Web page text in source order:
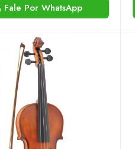
Fale Por WhatsApp